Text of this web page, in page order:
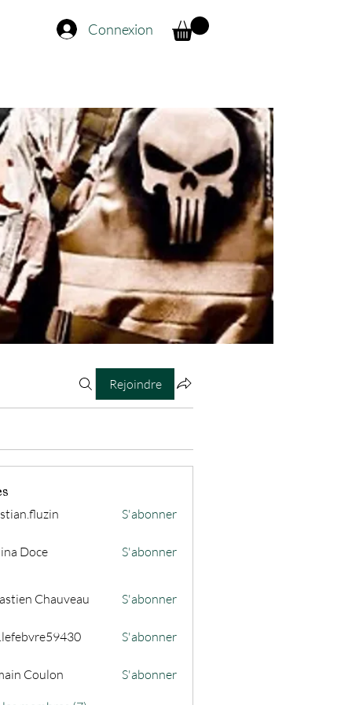
Connexion
Rejoindre
S'abonner
Doce S'abonner
Chauveau S'abonner
S'abonner
Coulon S'abonner